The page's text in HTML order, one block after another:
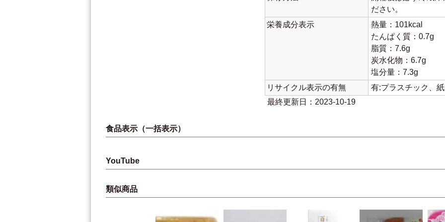
ださい。
栄養成分表示
熱量：101kcal
たんぱく質：0.7g
脂質：7.6g
炭水化物：6.7g
塩分量：7.3g
リサイクル表示の有無
有:プラスチック、
最終更新日：2023-10-19
食品表示（一括表示）
YouTube
類似商品